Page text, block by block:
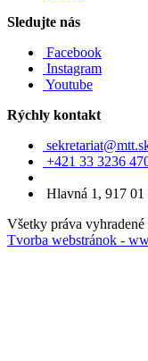
Sledujte nás
Facebook
Instagram
Youtube
Rýchly kontakt
+421 33 3236
Hlavná 1, 917 01
Všetky práva
Tvorba webstránok -